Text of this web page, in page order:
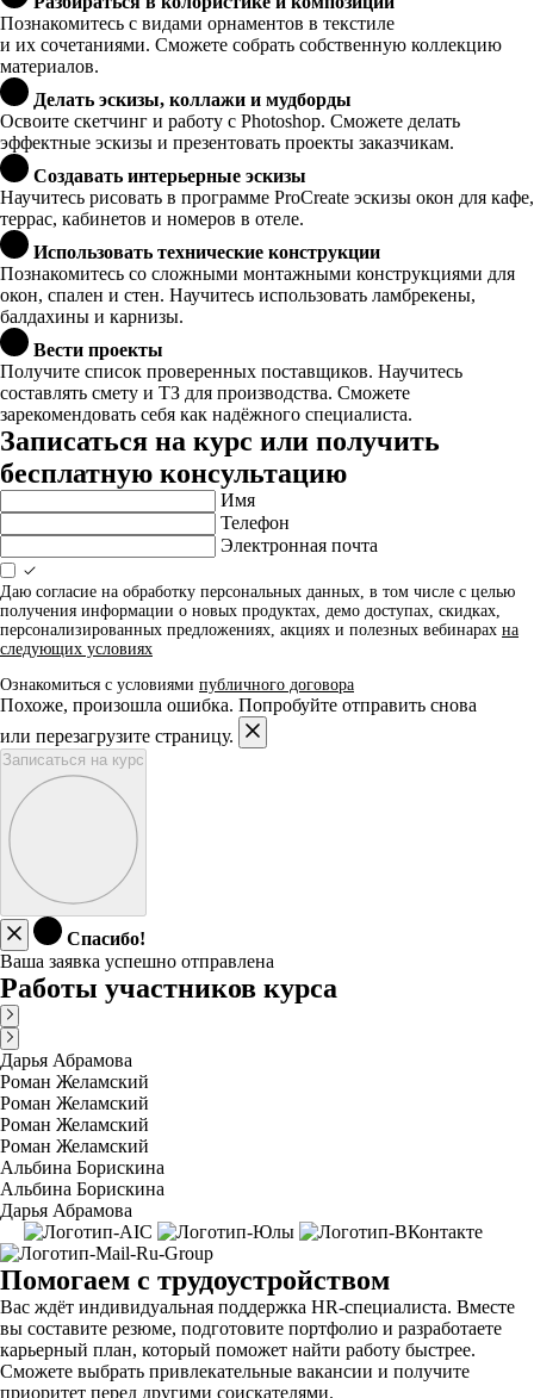
Познакомитесь с видами орнаментов в текстиле
и их сочетаниями. Сможете собрать собственную коллекцию
материалов.
Делать эскизы, коллажи и мудборды
Освоите скетчинг и работу с Photoshop. Сможете делать
эффектные эскизы и презентовать проекты заказчикам.
Создавать интерьерные эскизы
Научитесь рисовать в программе ProCreate эскизы окон для кафе,
террас, кабинетов и номеров в отеле.
Использовать технические конструкции
Познакомитесь со сложными монтажными конструкциями для
окон, спален и стен. Научитесь использовать ламбрекены,
балдахины и карнизы.
Вести проекты
Получите список проверенных поставщиков. Научитесь
составлять смету и ТЗ для производства. Сможете
зарекомендовать себя как надёжного специалиста.
Записаться на курс или получить
бесплатную консультацию
Имя
Телефон
Электронная почта
Даю согласие на обработку персональных данных, в том числе с целью
получения информации о новых продуктах, демо доступах, скидках,
персонализированных предложениях, акциях и полезных вебинарах на
следующих условиях
Ознакомиться с условиями публичного договора
Похоже, произошла ошибка. Попробуйте отправить снова
или перезагрузите страницу.
Записаться на курс
Спасибо!
Ваша заявка успешно отправлена
Работы участников курса
Дарья Абрамова
Роман Желамский
Роман Желамский
Роман Желамский
Роман Желамский
Альбина Борискина
Альбина Борискина
Дарья Абрамова
Помогаем с трудоустройством
Вас ждёт индивидуальная поддержка HR-специалиста. Вместе
вы составите резюме, подготовите портфолио и разработаете
карьерный план, который поможет найти работу быстрее.
Сможете выбрать привлекательные вакансии и получите
приоритет перед другими соискателями.